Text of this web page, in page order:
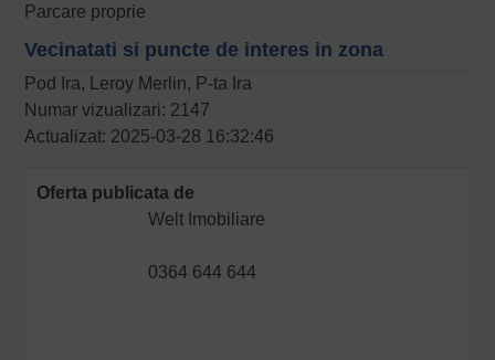
Parcare proprie
Vecinatati si puncte de interes in zona
Pod Ira, Leroy Merlin, P-ta Ira
Numar vizualizari: 2147
Actualizat: 2025-03-28 16:32:46
Oferta publicata de
Welt Imobiliare
0364 644 644